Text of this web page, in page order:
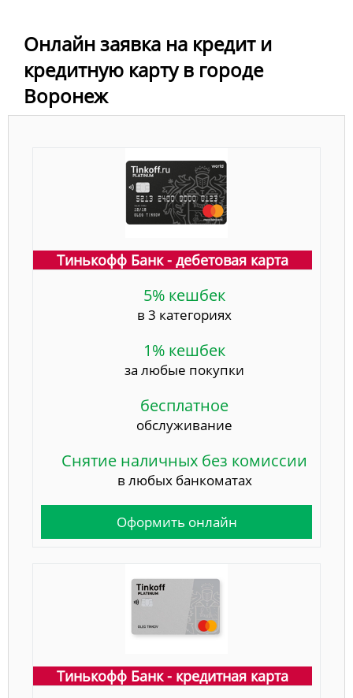
Онлайн заявка на кредит и
кредитную карту в городе
Воронеж
Тинькофф Банк - дебетовая карта
5% кешбек
в 3 категориях
1% кешбек
за любые покупки
бесплатное
обслуживание
Снятие наличных без комиссии
в любых банкоматах
Оформить онлайн
Тинькофф Банк - кредитная карта